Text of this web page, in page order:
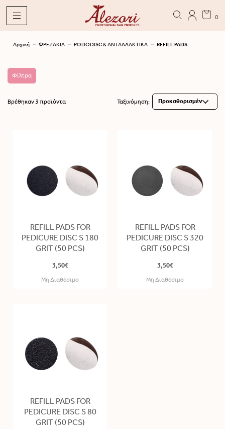
0
Αρχική ΦΡΕΖΑΚΙΑ PODODISC & ΑΝΤΑΛΛΑΚΤΙΚΑ REFILL PADS
Φίλτρα
Βρέθηκαν 3 προϊόντα Ταξινόμηση:
REFILL PADS FOR
PEDICURE DISC S 180
GRIT (50 PCS)
3,50€
Μη Διαθέσιμο
REFILL PADS FOR
PEDICURE DISC S 320
GRIT (50 PCS)
3,50€
Μη Διαθέσιμο
REFILL PADS FOR
PEDICURE DISC S 80
GRIT (50 PCS)